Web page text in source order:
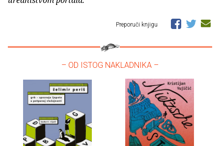
Preporuči knjigu
– OD ISTOG NAKLADNIKA –